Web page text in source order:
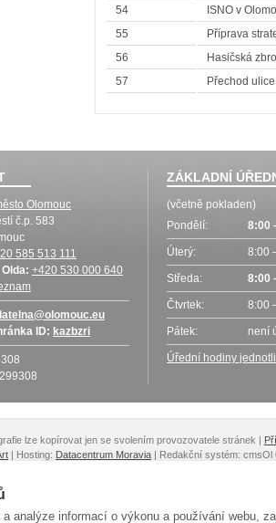
54
ISNO v
55
Příprava
56
Hasičská
57
Přechod
Olomouc
č.p. 583
585 513 111
+420 530 000 640
ID: kazbzri
ZÁKLADNÍ
(včetně pokladen)
Pondělí:
8:00
Úterý: 8:00
Středa: 8:00
Čtvrtek: 8:00
Pátek: není
Úřední hodiny
lze kopírovat jen se svolením provozovatele stránek |
| Hosting: Datacentrum Moravia | Redakční systém: cmsOl
analýze informací o výkonu a používání webu,